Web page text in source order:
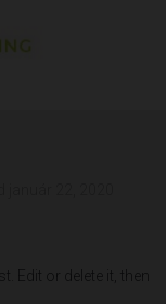
Edit or delete it, then